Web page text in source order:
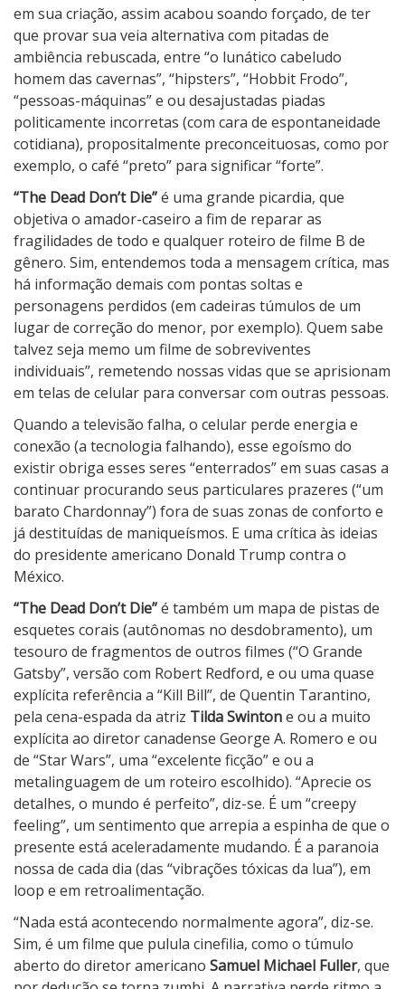
em sua criação, assim acabou soando forçado, de ter
que provar sua veia alternativa com pitadas de
ambiência rebuscada, entre “o lunático cabeludo
homem das cavernas”, “hipsters”, “Hobbit Frodo”,
“pessoas-máquinas” e ou desajustadas piadas
politicamente incorretas (com cara de espontaneidade
cotidiana), propositalmente preconceituosas, como por
exemplo, o café “preto” para significar “forte”.
“The Dead Don’t Die”é uma grande picardia, que
objetiva o amador-caseiro a fim de reparar as
fragilidades de todo e qualquer roteiro de filme B de
gênero. Sim, entendemos toda a mensagem crítica, mas
há informação demais com pontas soltas e
personagens perdidos (em cadeiras túmulos de um
lugar de correção do menor, por exemplo). Quem sabe
talvez seja memo um filme de sobreviventes
individuais”, remetendo nossas vidas que se aprisionam
em telas de celular para conversar com outras pessoas.
Quando a televisão falha, o celular perde energia e
conexão (a tecnologia falhando), esse egoísmo do
existir obriga esses seres “enterrados” em suas casas a
continuar procurando seus particulares prazeres (“um
barato Chardonnay”) fora de suas zonas de conforto e
já destituídas de maniqueísmos. E uma crítica às ideias
do presidente americano Donald Trump contra o
México.
“The Dead Don’t Die”é também um mapa de pistas de
esquetes corais (autônomas no desdobramento), um
tesouro de fragmentos de outros filmes (“O Grande
Gatsby”, versão com Robert Redford, e ou uma quase
explícita referência a “Kill Bill”, de Quentin Tarantino,
pela cena-espada da atriz Tilda Swintone ou a muito
explícita ao diretor canadense George A. Romero e ou
de “Star Wars”, uma “excelente ficção” e ou a
metalinguagem de um roteiro escolhido). “Aprecie os
detalhes, o mundo é perfeito”, diz-se. É um “creepy
feeling”, um sentimento que arrepia a espinha de que o
presente está aceleradamente mudando. É a paranoia
nossa de cada dia (das “vibrações tóxicas da lua”), em
loop e em retroalimentação.
“Nada está acontecendo normalmente agora”, diz-se.
Sim, é um filme que pulula cinefilia, como o túmulo
aberto do diretor americano Samuel Michael Fuller, que